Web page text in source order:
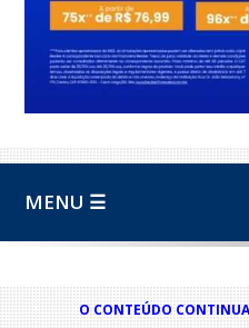
MENU ☰
O CONTEÚDO